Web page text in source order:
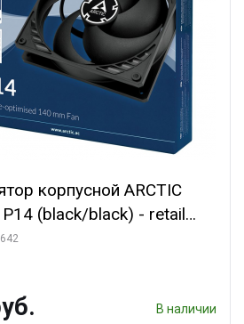
корпусной ARCTIC
(black/black) - retail
(701549) {56}
В наличии